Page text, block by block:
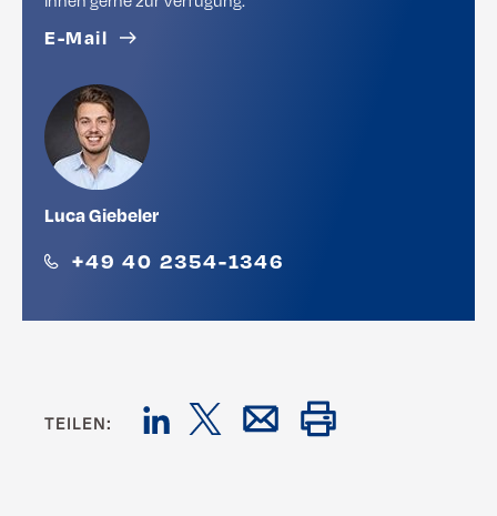
E-Mail
Luca Giebeler
+49 40 2354-1346
TEILEN: